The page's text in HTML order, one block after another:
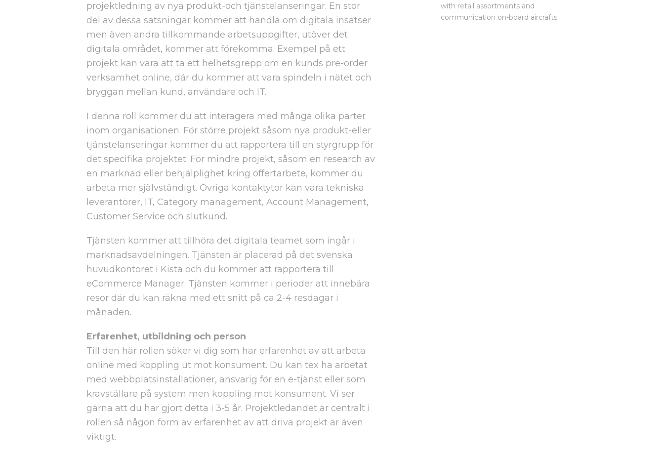
projektledning av nya produkt-och tjänstelanseringar. En stor
del av dessa satsningar kommer att handla om digitala insatser
men även andra tillkommande arbetsuppgifter, utöver det
digitala området, kommer att förekomma. Exempel på ett
projekt kan vara att ta ett helhetsgrepp om en kunds pre-order
verksamhet online, där du kommer att vara spindeln i nätet och
bryggan mellan kund, användare och IT.
I denna roll kommer du att interagera med många olika parter
inom organisationen. För större projekt såsom nya produkt-eller
tjänstelanseringar kommer du att rapportera till en styrgrupp för
det specifika projektet. För mindre projekt, såsom en research av
en marknad eller behjälplighet kring offertarbete, kommer du
arbeta mer självständigt. Övriga kontaktytor kan vara tekniska
leverantörer, IT, Category management, Account Management,
Customer Service och slutkund.
Tjänsten kommer att tillhöra det digitala teamet som ingår i
marknadsavdelningen. Tjänsten är placerad på det svenska
huvudkontoret i Kista och du kommer att rapportera till
eCommerce Manager. Tjänsten kommer i perioder att innebära
resor där du kan räkna med ett snitt på ca 2-4 resdagar i
månaden.
Erfarenhet, utbildning och person
Till den här rollen söker vi dig som har erfarenhet av att arbeta
online med koppling ut mot konsument. Du kan tex ha arbetat
med webbplatsinstallationer, ansvarig för en e-tjänst eller som
kravställare på system men koppling mot konsument. Vi ser
gärna att du har gjort detta i 3-5 år. Projektledandet är centralt i
rollen så någon form av erfarenhet av att driva projekt är även
viktigt.
with retail assortments and
communication on-board aircrafts.